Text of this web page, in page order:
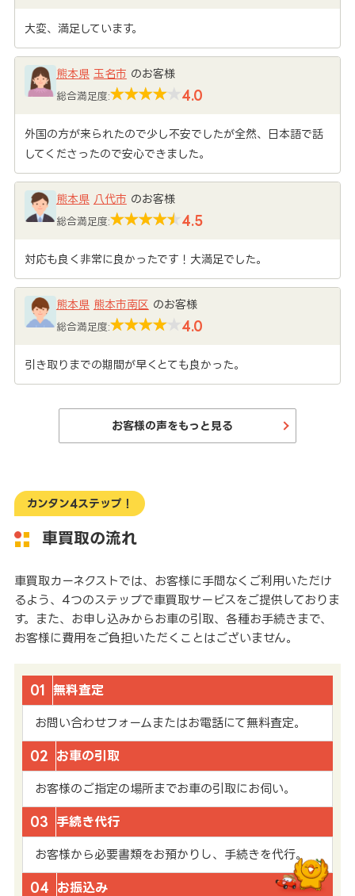
大変、満足しています。
熊本県 玉名市 のお客様
総合満足度: 4.0
外国の方が来られたので少し不安でしたが全然、日本語で話
してくださったので安心できました。
熊本県 八代市 のお客様
総合満足度: 4.5
対応も良く非常に良かったです！大満足でした。
熊本県 熊本市南区 のお客様
総合満足度: 4.0
引き取りまでの期間が早くとても良かった。
お客様の声をもっと見る
カンタン4ステップ！
車買取の流れ
車買取カーネクストでは、お客様に手間なくご利用いただけ
るよう、4つのステップで車買取サービスをご提供しておりま
す。また、お申し込みからお車の引取、各種お手続きまで、
お客様に費用をご負担いただくことはございません。
01 無料査定
お問い合わせフォームまたはお電話にて無料査定。
02 お車の引取
お客様のご指定の場所までお車の引取にお伺い。
03 手続き代行
お客様から必要書類をお預かりし、手続きを代行。
04 お振込み